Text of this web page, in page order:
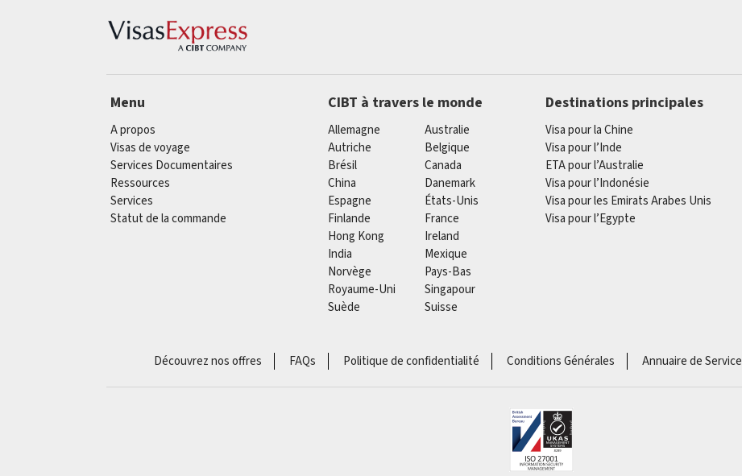
Menu
A propos
Visas de voyage
Services Documentaires
Ressources
Services
Statut de la commande
CIBT à travers le monde
Allemagne
Australie
Autriche
Belgique
Brésil
Canada
China
Danemark
Espagne
États-Unis
Finlande
France
Hong Kong
Ireland
India
Mexique
Norvège
Pays-Bas
Royaume-Uni
Singapour
Suède
Suisse
Destinations principales
Visa pour la Chine
Visa pour l’Inde
ETA pour l’Australie
Visa pour l’Indonésie
Visa pour les Emirats Arabes Unis
Visa pour l’Egypte
Découvrez nos offres FAQs Politique de confidentialité Conditions Générales Annuaire de Service